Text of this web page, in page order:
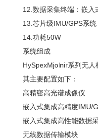
12.数据采集终端：嵌入
13.芯片级IMU/GPS系统
14.功耗50W
系统组成
HySpexMjolnir系列无人机
其主要配置如下：
高精密高光谱成像仪
嵌入式集成高精度IMU/
嵌入式集成高性能数据
无线数据传输模块